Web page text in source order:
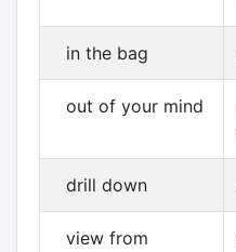
in the bag
out of your mind
drill down
view from